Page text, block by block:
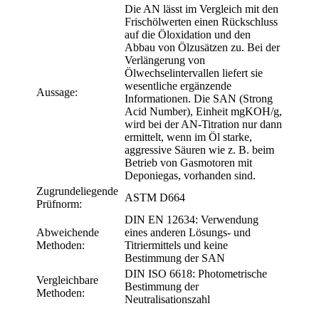
Aussage:
Die AN lässt im Vergleich mit den
Frischölwerten einen Rückschluss
auf die Öloxidation und den
Abbau von Ölzusätzen zu. Bei der
Verlängerung von
Ölwechselintervallen liefert sie
wesentliche ergänzende
Informationen. Die SAN (Strong
Acid Number), Einheit mgKOH/g,
wird bei der AN-Titration nur dann
ermittelt, wenn im Öl starke,
aggressive Säuren wie z. B. beim
Betrieb von Gasmotoren mit
Deponiegas, vorhanden sind.
Zugrundeliegende
Prüfnorm:
ASTM D664
Abweichende
Methoden:
DIN EN 12634: Verwendung
eines anderen Lösungs- und
Titriermittels und keine
Bestimmung der SAN
Vergleichbare
Methoden:
DIN ISO 6618: Photometrische
Bestimmung der
Neutralisationszahl